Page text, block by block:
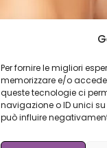
Per fornire le migliori
memorizzare e/o
queste tecnologie ci
navigazione o ID unici
può influire